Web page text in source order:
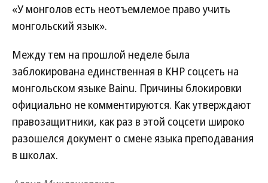
«У монголов есть неотъемлемое право учить
монгольский язык».
Между тем на прошлой неделе была
заблокирована единственная в КНР соцсеть на
монгольском языке Bainu. Причины блокировки
официально не комментируются. Как утверждают
правозащитники, как раз в этой соцсети широко
разошелся документ о смене языка преподавания
в школах.